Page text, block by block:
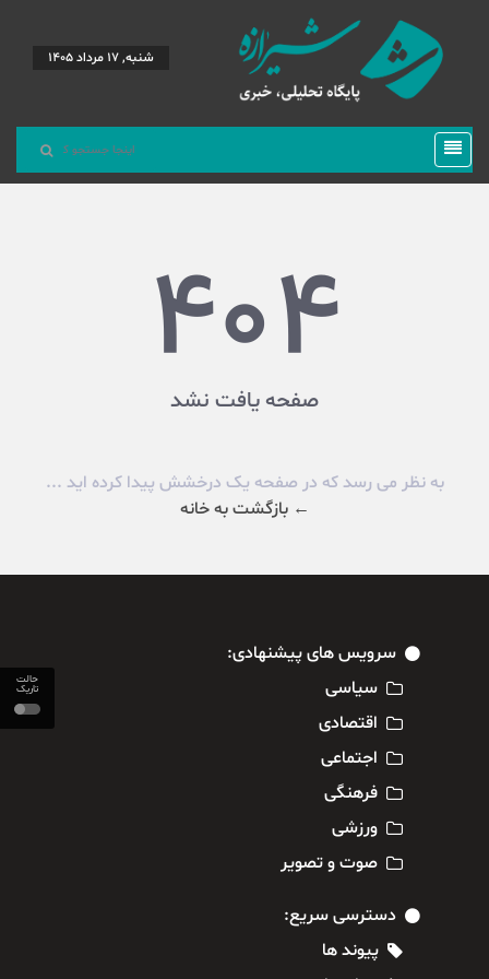
حالت
تاریک
شنبه, 17 مرداد 1405
404
صفحه یافت نشد
به نظر می رسد که در صفحه یک درخشش پیدا کرده اید ...
← بازگشت به خانه
سرویس های پیشنهادی:
سیاسی
اقتصادی
اجتماعی
فرهنگی
ورزشی
صوت و تصویر
دسترسی سریع:
پیوند ها